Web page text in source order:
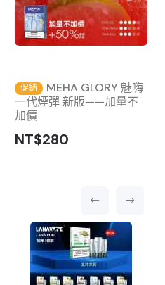
促銷
MEHA GLORY 魅嗨
一代煙彈 新版——加量不
加價
NT$280